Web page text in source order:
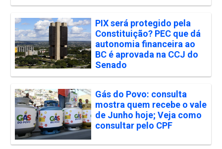
PIX será protegido pela
Constituição? PEC que dá
autonomia financeira ao
BC é aprovada na CCJ do
Senado
Gás do Povo: consulta
mostra quem recebe o vale
de Junho hoje; Veja como
consultar pelo CPF